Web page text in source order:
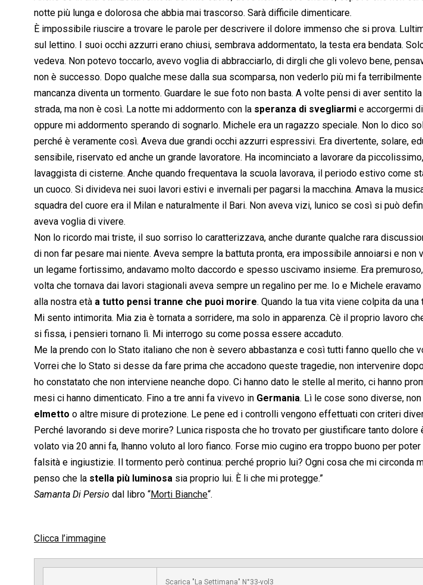
notte più lunga e dolorosa che abbia mai trascorso. Sarà difficile dimenticare.
È impossibile riuscire a trovare le parole per descrivere il dolore immenso che si prova.
sul lettino. I suoi occhi azzurri erano chiusi, sembrava addormentato, la testa era bendata.
vedeva. Non potevo toccarlo, avevo voglia di abbracciarlo, di dirgli che gli volevo bene,
non è successo. Dopo qualche mese dalla sua scomparsa, non vederlo più mi fa
mancanza diventa un tormento. Guardare le sue foto non basta. A volte pensi di aver sentito
strada, ma non è così. La notte mi addormento con la speranza di svegliarmi e accorgermi
oppure mi addormento sperando di sognarlo. Michele era un ragazzo speciale. Non lo dico
perché è veramente così. Aveva due grandi occhi azzurri espressivi. Era divertente, solare,
sensibile, riservato ed anche un grande lavoratore. Ha incominciato a lavorare da
lavaggista di cisterne. Anche quando frequentava la scuola lavorava, il periodo estivo come
un cuoco. Si divideva nei suoi lavori estivi e invernali per pagarsi la macchina. Amava la
squadra del cuore era il Milan e naturalmente il Bari. Non aveva vizi, lunico se così si può
aveva voglia di vivere.
Non lo ricordo mai triste, il suo sorriso lo caratterizzava, anche durante qualche rara
di non far pesare mai niente. Aveva sempre la battuta pronta, era impossibile annoiarsi e non
un legame fortissimo, andavamo molto daccordo e spesso uscivamo insieme. Era
volta che tornava dai lavori stagionali aveva sempre un regalino per me. Io e Michele
alla nostra età a tutto pensi tranne che puoi morire. Quando la tua vita viene colpita da
Mi sento intimorita. Mia zia è tornata a sorridere, ma solo in apparenza. Cè il proprio lavoro
si fissa, i pensieri tornano lì. Mi interrogo su come possa essere accaduto.
Me la prendo con lo Stato italiano che non è severo abbastanza e così tutti fanno quello che
Vorrei che lo Stato si desse da fare prima che accadono queste tragedie, non intervenire
ho constatato che non interviene neanche dopo. Ci hanno dato le stelle al merito, ci hanno
mesi ci hanno dimenticato. Fino a tre anni fa vivevo in Germania. Lì le cose sono diverse, non
elmetto o altre misure di protezione. Le pene ed i controlli vengono effettuati con criteri
Perché lavorando si deve morire? Lunica risposta che ho trovato per giustificare tanto
volato via 20 anni fa, lhanno voluto al loro fianco. Forse mio cugino era troppo buono per
falsità e ingiustizie. Il tormento però continua: perché proprio lui? Ogni cosa che mi circonda
penso che la stella più luminosa sia proprio lui. È li che mi protegge.”
Samanta Di Persio dal libro “Morti Bianche“.
Clicca l’immagine
Scarica "La Settimana" N°33-vol3